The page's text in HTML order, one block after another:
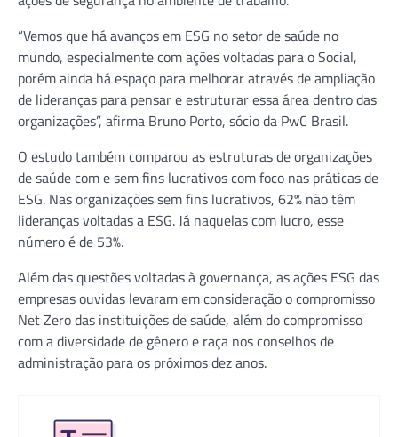
“Vemos que há avanços em ESG no setor de saúde no
mundo, especialmente com ações voltadas para o Social,
porém ainda há espaço para melhorar através de ampliação
de lideranças para pensar e estruturar essa área dentro das
organizações”, afirma Bruno Porto, sócio da PwC Brasil.
O estudo também comparou as estruturas de organizações
de saúde com e sem fins lucrativos com foco nas práticas de
ESG. Nas organizações sem fins lucrativos, 62% não têm
lideranças voltadas a ESG. Já naquelas com lucro, esse
número é de 53%.
Além das questões voltadas à governança, as ações ESG das
empresas ouvidas levaram em consideração o compromisso
Net Zero das instituições de saúde, além do compromisso
com a diversidade de gênero e raça nos conselhos de
administração para os próximos dez anos.